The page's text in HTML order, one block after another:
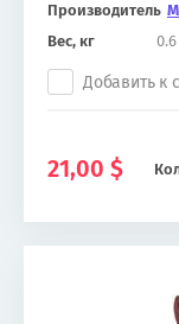
Производитель
Вес, кг
0.6
Добавить к
21,00 $